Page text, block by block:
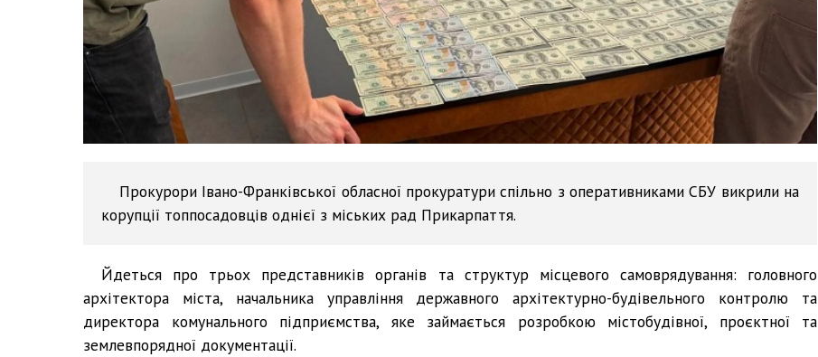
Прокурори Івано-Франківської обласної прокуратури спільно з оперативниками СБУ викрили на
корупції топпосадовців однієї з міських рад Прикарпаття.
Йдеться про трьох представників органів та структур місцевого самоврядування: головного
архітектора міста, начальника управління державного архітектурно-будівельного контролю та
директора комунального підприємства, яке займається розробкою містобудівної, проєктної та
землевпорядної документації.